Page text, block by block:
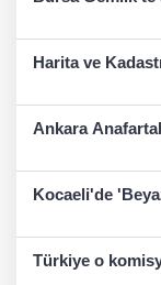
Harita ve
Ankara
Kocaeli'de
Türkiye o